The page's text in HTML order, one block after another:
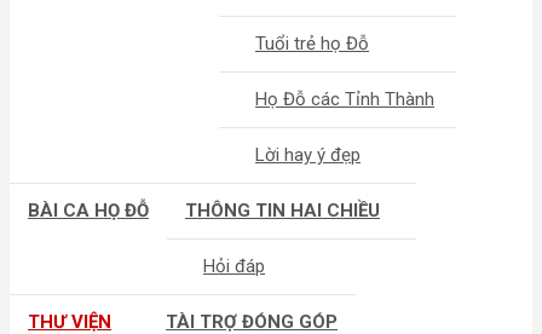
Tuổi trẻ họ Đỗ
Họ Đỗ các Tỉnh Thành
Lời hay ý đẹp
BÀI CA HỌ ĐỖ THÔNG TIN HAI CHIỀU
Hỏi đáp
THƯ VIỆN TÀI TRỢ ĐÓNG GÓP